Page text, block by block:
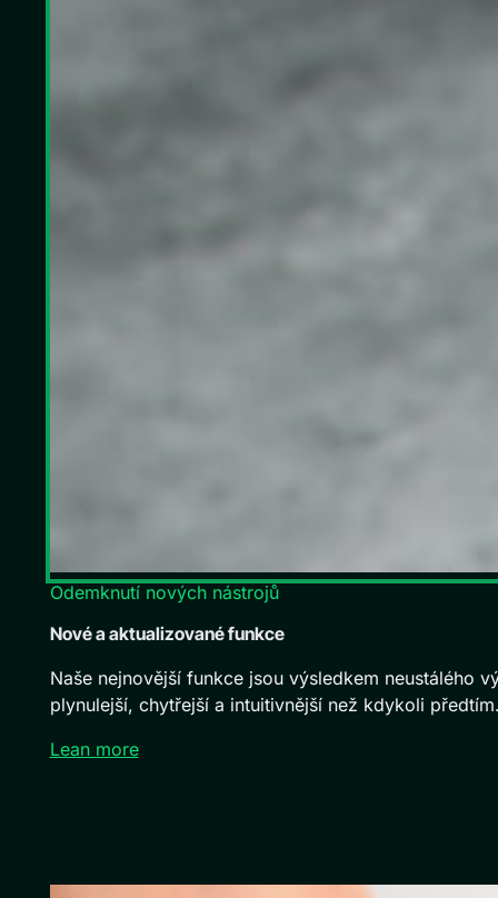
Odemknutí nových nástrojů
Nové a aktualizované funkce
Naše nejnovější funkce jsou výsledkem neustálého
plynulejší, chytřejší a intuitivnější než kdykoli
Lean more